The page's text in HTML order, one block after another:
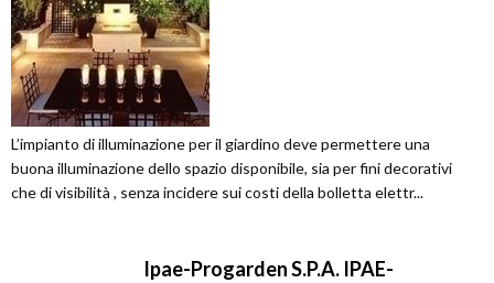
L’impianto di illuminazione per il giardino deve permettere una
buona illuminazione dello spazio disponibile, sia per fini decorativi
che di visibilità , senza incidere sui costi della bolletta elettr...
Ipae-Progarden S.P.A. IPAE-